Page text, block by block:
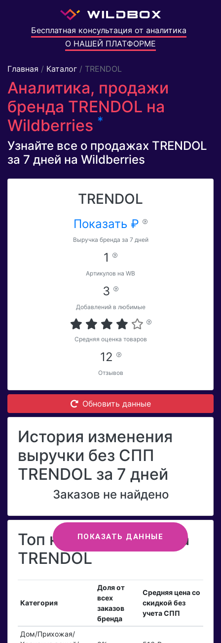
Бесплатная консультация от аналитика
О НАШЕЙ ПЛАТФОРМЕ
Главная / Каталог / TRENDOL
Аналитика, продажи
бренда TRENDOL на
Wildberries *
Узнайте все о продажах TRENDOL
за 7 дней на Wildberries
TRENDOL
Показать ₽
Выручка бренда за 7 дней
1
Артикулов на WB
3
Добавлений в любимые
Средняя оценка товаров
12
Отзывов
Обновить данные
История изменения
выручки без СПП
TRENDOL за 7 дней
ПОКАЗАТЬ ДАННЫЕ
Заказов не найдено
Топ категорий бренда
TRENDOL
Категория
Доля от
всех
заказов
бренда
Средняя цена со
скидкой без
учета СПП
Дом/Прихожая/